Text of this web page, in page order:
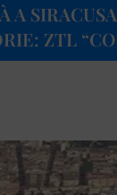
A
ZTL